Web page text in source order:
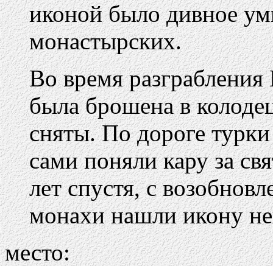
иконой было дивное
монастырских.
Во время
была брошена в
сняты. По дороге
сами поняли кару за
лет спустя, с
монахи нашли икону
место: